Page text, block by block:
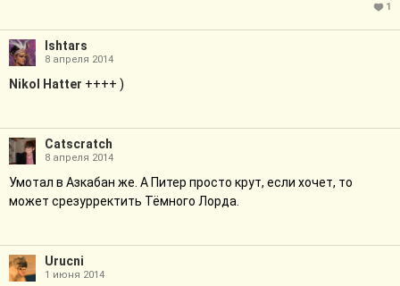
1
Ishtars
8 апреля 2014
Nikol Hatter ++++ )
Catscratch
8 апреля 2014
Умотал в Азкабан же. А Питер просто крут, если хочет, то
может срезурректить Тёмного Лорда.
Urucni
1 июня 2014